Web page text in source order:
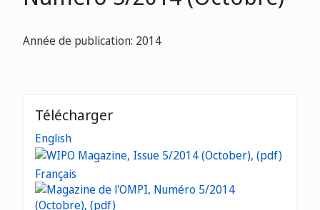
Année de publication: 2014
Télécharger
English
Français